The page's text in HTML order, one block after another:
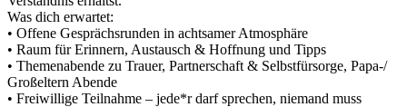
Was dich erwartet:
• Offene Gesprächsrunden in achtsamer Atmosphäre
• Raum für Erinnern, Austausch & Hoffnung und Tipps
• Themenabende zu Trauer, Partnerschaft & Selbstfürsorge, Papa-/
Großeltern Abende
• Freiwillige Teilnahme – jede*r darf sprechen, niemand muss